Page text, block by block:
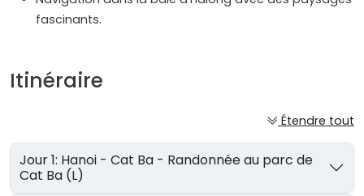
fascinants.
Itinéraire
Étendre tout
Jour 1: Hanoi - Cat Ba - Randonnée au parc de
Cat Ba (L)